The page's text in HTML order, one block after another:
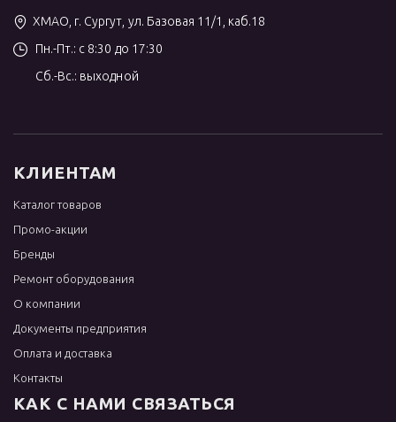
ХМАО, г. Сургут, ул. Базовая 11/1, каб.18
Пн.-Пт.: с 8:30 до 17:30
Сб.-Вс.: выходной
КЛИЕНТАМ
Каталог товаров
Промо-акции
Бренды
Ремонт оборудования
О компании
Документы предприятия
Оплата и доставка
Контакты
КАК С НАМИ СВЯЗАТЬСЯ